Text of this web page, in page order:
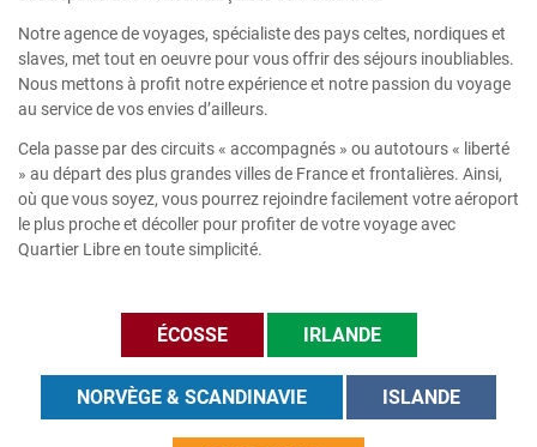
ÉCOSSE IRLANDE
NORVÈGE & SCANDINAVIE ISLANDE
Notre agence de voyages, spécialiste des pays celtes, nordiques et
slaves, met tout en oeuvre pour vous offrir des séjours inoubliables.
Nous mettons à profit notre expérience et notre passion du voyage
au service de vos envies d’ailleurs.
Cela passe par des circuits « accompagnés » ou autotours « liberté
» au départ des plus grandes villes de France et frontalières. Ainsi,
où que vous soyez, vous pourrez rejoindre facilement votre aéroport
le plus proche et décoller pour profiter de votre voyage avec
Quartier Libre en toute simplicité.